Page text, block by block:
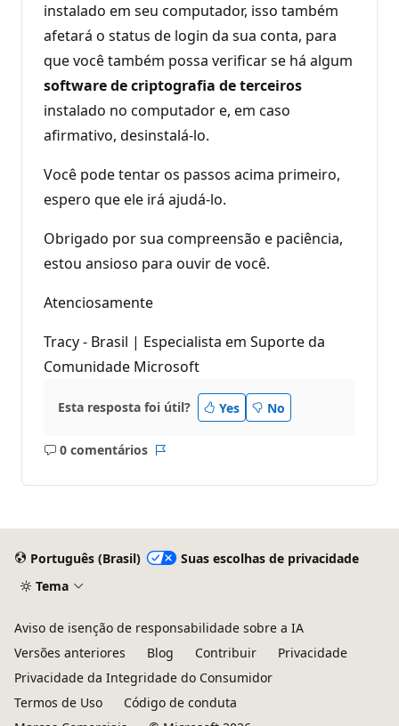
instalado em seu computador, isso também
afetará o status de login da sua conta, para
que você também possa verificar se há algum
software de criptografia de terceiros
instalado no computador e, em caso
afirmativo, desinstalá-lo.
Você pode tentar os passos acima primeiro,
espero que ele irá ajudá-lo.
Obrigado por sua compreensão e paciência,
estou ansioso para ouvir de você.
Atenciosamente
Tracy - Brasil | Especialista em Suporte da
Comunidade Microsoft
Esta resposta foi útil? Yes No
0 comentários
Sem
Relatório
Português (Brasil)
Suas escolhas de privacidade
Tema
Aviso de isenção de responsabilidade sobre a IA
Versões anteriores
Blog Contribuir
Privacidade
Privacidade da Integridade do Consumidor
Termos de Uso
Código de conduta